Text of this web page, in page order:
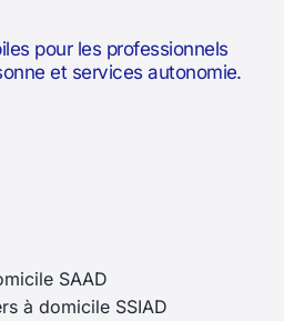
pour les professionnels
et services autonomie.
SAAD
à domicile SSIAD